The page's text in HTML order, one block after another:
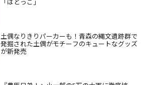
土偶なりきりパーカーも！青森の縄文遺跡群で
発掘された土偶がモチーフのキュートなグッズ
が新発売